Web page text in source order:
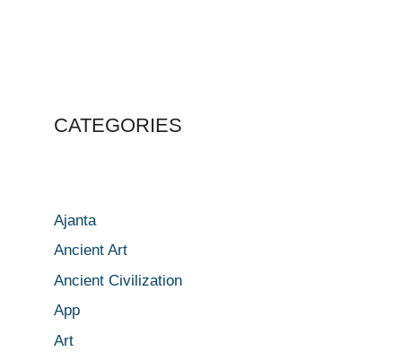
CATEGORIES
Ajanta
Ancient Art
Ancient Civilization
App
Art